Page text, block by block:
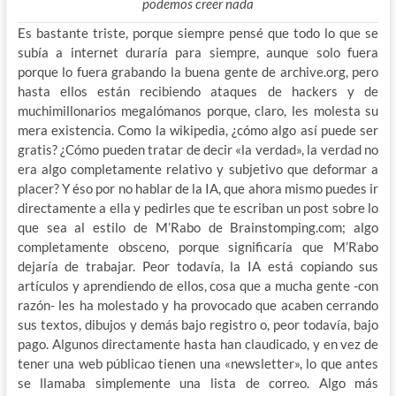
podemos creer nada
Es bastante triste, porque siempre pensé que todo lo que se
subía a internet duraría para siempre, aunque solo fuera
porque lo fuera grabando la buena gente de archive.org, pero
hasta ellos están recibiendo ataques de hackers y de
muchimillonarios megalómanos porque, claro, les molesta su
mera existencia. Como la wikipedia, ¿cómo algo así puede ser
gratis? ¿Cómo pueden tratar de decir «la verdad», la verdad no
era algo completamente relativo y subjetivo que deformar a
placer? Y éso por no hablar de la IA, que ahora mismo puedes ir
directamente a ella y pedirles que te escriban un post sobre lo
que sea al estilo de M’Rabo de Brainstomping.com; algo
completamente obsceno, porque significaría que M’Rabo
dejaría de trabajar. Peor todavía, la IA está copiando sus
artículos y aprendiendo de ellos, cosa que a mucha gente -con
razón- les ha molestado y ha provocado que acaben cerrando
sus textos, dibujos y demás bajo registro o, peor todavía, bajo
pago. Algunos directamente hasta han claudicado, y en vez de
tener una web públicao tienen una «newsletter», lo que antes
se llamaba simplemente una lista de correo. Algo más